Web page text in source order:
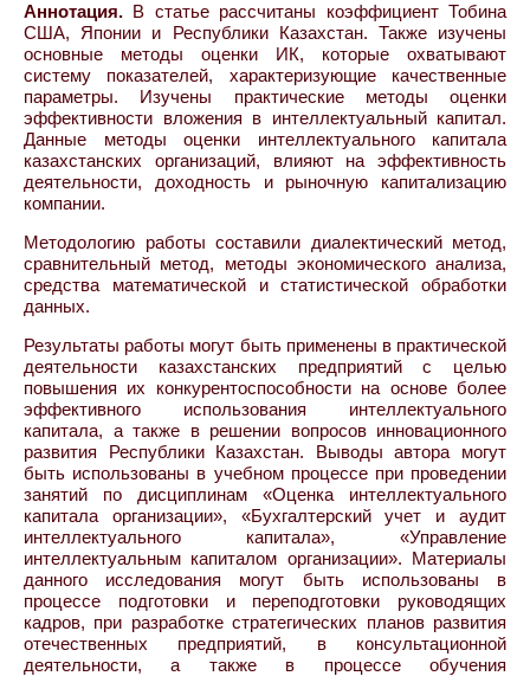
Аннотация. В статье рассчитаны коэффициент Тобина
США, Японии и Республики Казахстан. Также изучены
основные методы оценки ИК, которые охватывают
систему показателей, характеризующие качественные
параметры. Изучены практические методы оценки
эффективности вложения в интеллектуальный капитал.
Данные методы оценки интеллектуального капитала
казахстанских организаций, влияют на эффективность
деятельности, доходность и рыночную капитализацию
компании.
Методологию работы составили диалектический метод,
сравнительный метод, методы экономического анализа,
средства математической и статистической обработки
данных.
Результаты работы могут быть применены в практической
деятельности казахстанских предприятий с целью
повышения их конкурентоспособности на основе более
эффективного использования интеллектуального
капитала, а также в решении вопросов инновационного
развития Республики Казахстан. Выводы автора могут
быть использованы в учебном процессе при проведении
занятий по дисциплинам «Оценка интеллектуального
капитала организации», «Бухгалтерский учет и аудит
интеллектуального капитала», «Управление
интеллектуальным капиталом организации». Материалы
данного исследования могут быть использованы в
процессе подготовки и переподготовки руководящих
кадров, при разработке стратегических планов развития
отечественных предприятий, в консультационной
деятельности, а также в процессе обучения